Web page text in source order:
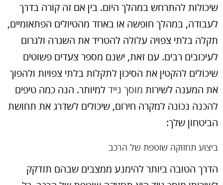
שיכולות להתרחש במהלך היום. בין אם זה קורה בדרך
לעבודה, במהלך חופשה או באחד מהטיולים הפתאומיים,
תקלה בלתי צפויה עלולה להטריד את השגרה ולגרום
לעיכובים רבים. עם זאת, ישנם מספר צעדים פשוטים
שיכולים להקטין את הסיכון לתקלות בלתי צפויות ולהפוך
את המענה לשירות מוסך נייד למיותר. הנה כמה טיפים
להכנה נכונה למקרה חירום, שיכולים לשדרג את תחושת
הביטחון שלך:
ביצוע תחזוקה שוטפת של הרכב
הדרך הטובה ביותר להימנע ממצבים שבהם תזדקק